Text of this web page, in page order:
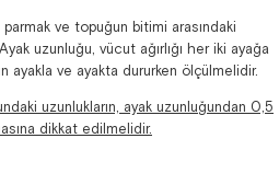
ve topuğun bitimi arasındaki
uzunluğu, vücut ağırlığı her iki ayağa
ayakla ve ayakta dururken ölçülmelidir.
uzunlukların, ayak uzunluğundan 0,5
dikkat edilmelidir.